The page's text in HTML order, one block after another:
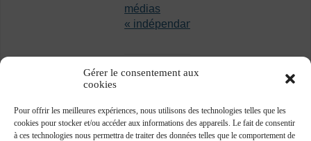
Gérer le consentement aux
cookies
Pour offrir les meilleures expériences, nous utilisons des technologies telles que les
cookies pour stocker et/ou accéder aux informations des appareils. Le fait de consentir
à ces technologies nous permettra de traiter des données telles que le comportement de
médias
« indépendants »